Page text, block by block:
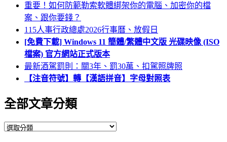
重要！如何防範勒索軟體綁架你的電腦、加密你的檔
案、跟你要錢？
115人事行政總處2026行事曆、放假日
[免費下載] Windows 11 簡體/繁體中文版 光碟映像 (ISO
檔案) 官方網站正式版本
最新酒駕罰則：關3年、罰30萬、扣駕照牌照
【注音符號】轉【漢語拼音】字母對照表
全部文章分類
全